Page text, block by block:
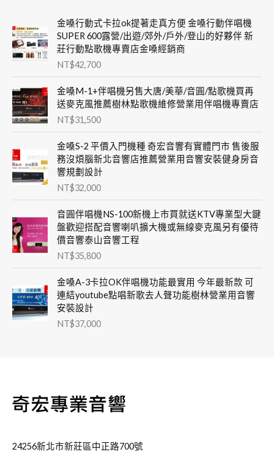
金嗓行動式卡拉ok提著走真方便 金嗓行動伴唱機
SUPER 600露營/出遊/郊外/戶外/登山的好夥伴 新
莊行動點歌機專賣店金嗓經銷商
NT$42,700
金嗓M-1+伴唱機另售大唐/美華/音圓/點歌機買再
送麥克風推薦樹林點歌機維修營業用伴唱機專賣店
NT$31,500
金嗓S-2 平價入門機種 奇宏音響有實體門市 售後服
務沒煩腦新北音響店推薦營業用音響安裝健身房音
響規劃設計
NT$32,000
音圓伴唱機NS-100新機上市買就送KTV專業型大鍵
盤歡迎搭配音響喇叭擴大機或無線麥克風另有優待
價音響泰山音響工程
NT$35,800
金嗓A-3卡拉OK伴唱機功能最實用 今年最新款 可
連結youtube點唱新歌去人聲功能樹林營業用音響
安裝設計
NT$37,000
24256新北市新莊區中正路700號